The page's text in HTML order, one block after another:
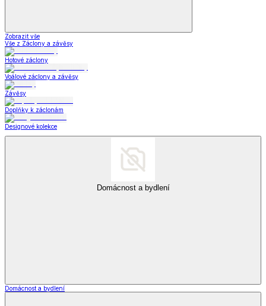
Zobrazit vše
Vše z Záclony a závěsy
Hotové záclony
Voálové záclony a závěsy
Závěsy
Doplňky k záclonám
Designové kolekce
Domácnost a bydlení
Domácnost a bydlení